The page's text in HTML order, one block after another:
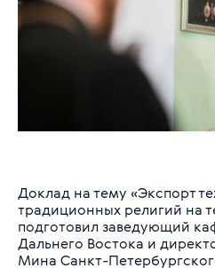
Доклад на тему «Экспорт
традиционных религий на
подготовил заведующий
Дальнего Востока и
Мина Санкт-